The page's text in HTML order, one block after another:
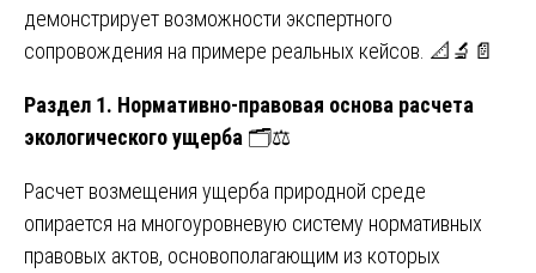
демонстрирует возможности экспертного
сопровождения на примере реальных кейсов. 📐🔬📄
Раздел 1. Нормативно-правовая основа расчета
экологического ущерба 🗂️⚖️
Расчет возмещения ущерба природной среде
опирается на многоуровневую систему нормативных
правовых актов, основополагающим из которых